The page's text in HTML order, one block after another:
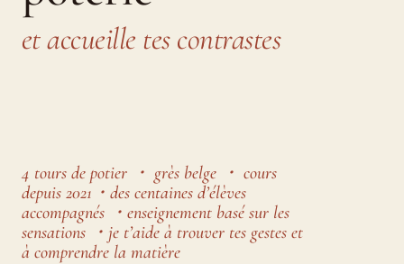
et accueille tes contrastes
4 tours de potier ・ grès belge ・ cours
depuis 2021・des centaines d’élèves
accompagnés ・enseignement basé sur les
sensations ・je t’aide à trouver tes gestes et
à comprendre la matière